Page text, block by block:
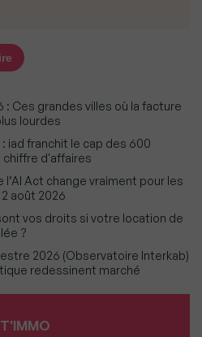
: Ces grandes villes où la facture
lourdes
iad franchit le cap des 600
chiffre d'affaires
l’AI Act change vraiment pour les
août 2026
vos droits si votre location de
?
2026 (Observatoire Interkab)
redessinent marché